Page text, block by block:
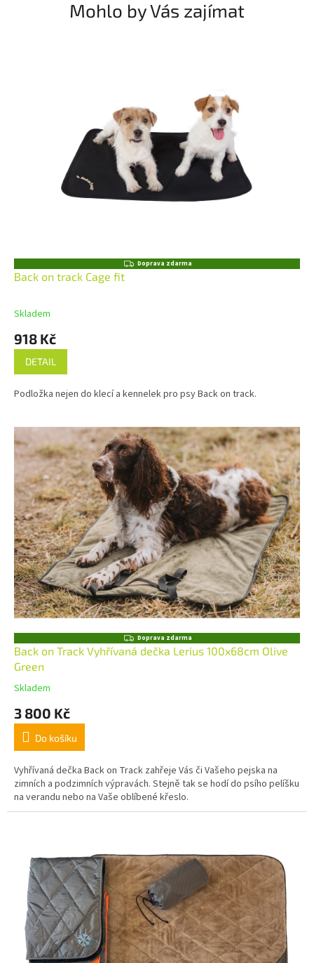
Mohlo by Vás zajímat
ZDoprava zdarma
Back on track Cage fit
Skladem
918 Kč
DETAIL
Podložka nejen do klecí a kennelek pro psy Back on track.
Z
D
A
Doprava zdarma
Back on Track Vyhřívaná dečka Lerius 100x68cm Olive
Green
Skladem
3 800 Kč
Do košíku
Vyhřívaná dečka Back on Track zahřeje Vás či Vašeho pejska na
zimních a podzimních výpravách. Stejně tak se hodí do psího pelíšku
na verandu nebo na Vaše oblíbené křeslo.